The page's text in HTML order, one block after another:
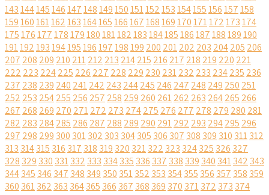
143144145146147148149150151152153154155156157158
159160161162163164165166167168169170171172173174
175176177178179180181182183184185186187188189190
191192193194195196197198199 200 201202 203 204205 206
207 208 209 210 211212 213 214215 216 217 218 219 220 221
222 223 224225 226 227 228 229 230 231232 233 234235 236
237 238 239 240 241242 243 244245 246 247 248 249 250 251
252 253 254255 256 257 258 259 260 261262 263 264265 266
267 268 269 270 271272 273 274275 276 277 278 279 280 281
282 283 284285 286 287 288 289 290 291292 293 294295 296
297 298 299 300 301302 303 304305 306 307 308 309 310 311312
313 314315 316 317 318 319 320 321322 323 324325 326 327
328 329 330 331332 333 334335 336 337 338 339 340 341342 343
344345 346 347 348 349 350 351352 353 354355 356 357 358 359
360 361362 363 364365 366 367 368 369 370 371372 373 374